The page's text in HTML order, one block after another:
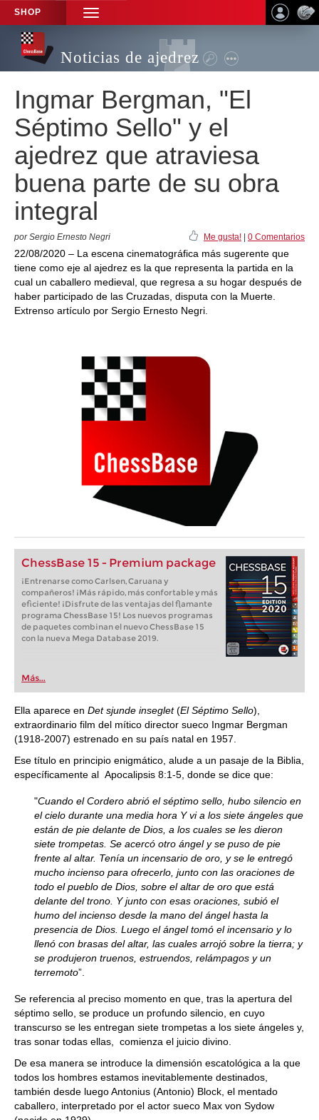
SHOP
TOGGLE
NAVIGATION
Noticias de ajedrez
Ingmar Bergman, "El
Séptimo Sello" y el
ajedrez que atraviesa
buena parte de su obra
integral
por Sergio Ernesto Negri Me gusta! 0 Comentarios
22/08/2020 – La escena cinematográfica más sugerente que
tiene como eje al ajedrez es la que representa la partida en la
cual un caballero medieval, que regresa a su hogar después de
haber participado de las Cruzadas, disputa con la Muerte.
Extrenso artículo por Sergio Ernesto Negri.
ChessBase 15 - Premium package
¡Entrenarse como Carlsen, Caruana y
compañeros! ¡Más rápido, más confortable y más
eficiente! ¡Disfrute de las ventajas del flamante
programa ChessBase 15! Los nuevos programas
de paquetes combinan el nuevo ChessBase 15
con la nueva Mega Database 2019.
Más...
Ella aparece en Det sjunde inseglet(El Séptimo Sello),
extraordinario film del mítico director sueco Ingmar Bergman
(1918-2007) estrenado en su país natal en 1957.
Ese título en principio enigmático, alude a un pasaje de la Biblia,
específicamente al Apocalipsis 8:1-5, donde se dice que:
"Cuando el Cordero abrió el séptimo sello, hubo silencio en
el cielo durante una media hora Y vi a los siete ángeles que
están de pie delante de Dios, a los cuales se les dieron
siete trompetas. Se acercó otro ángel y se puso de pie
frente al altar. Tenía un incensario de oro, y se le entregó
mucho incienso para ofrecerlo, junto con las oraciones de
todo el pueblo de Dios, sobre el altar de oro que está
delante del trono. Y junto con esas oraciones, subió el
humo del incienso desde la mano del ángel hasta la
presencia de Dios. Luego el ángel tomó el incensario y lo
llenó con brasas del altar, las cuales arrojó sobre la tierra; y
se produjeron truenos, estruendos, relámpagos y un
terremoto”.
Se referencia al preciso momento en que, tras la apertura del
séptimo sello, se produce un profundo silencio, en cuyo
transcurso se les entregan siete trompetas a los siete ángeles y,
tras sonar todas ellas, comienza el juicio divino.
De esa manera se introduce la dimensión escatológica a la que
todos los hombres estamos inevitablemente destinados,
también desde luego Antonius (Antonio) Block, el mentado
caballero, interpretado por el actor sueco Max von Sydow